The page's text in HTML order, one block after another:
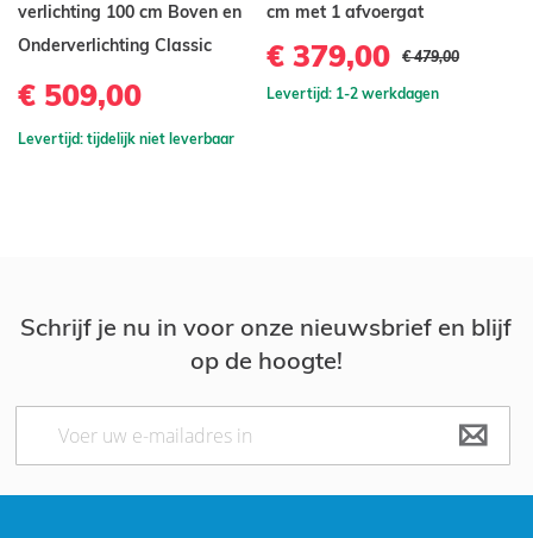
verlichting 100 cm Boven en
Onderverlichting Classic
€ 509,00
Levertijd: tijdelijk niet leverbaar
cm met 1 afvoergat
€ 379,00 € 479,00
Levertijd: 1-2 werkdagen
Schrijf je nu in voor onze nieuwsbrief en blijf
op de hoogte!
Abonneer
op